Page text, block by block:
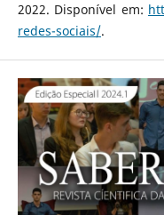
2022. Disponível em:
redes-sociais/.